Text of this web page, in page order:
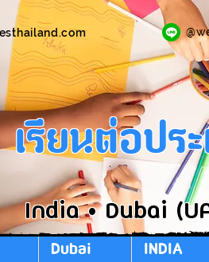
เรียนต่อปร
India • Dubai
Dubai INDIA